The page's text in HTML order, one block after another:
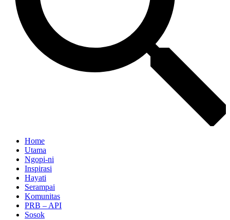
Home
Utama
Ngopi-ni
Inspirasi
Hayati
Serampai
Komunitas
PRB – API
Sosok